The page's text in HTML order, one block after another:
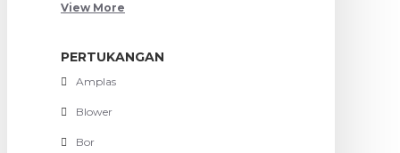
View More
PERTUKANGAN
Amplas
Blower
Bor